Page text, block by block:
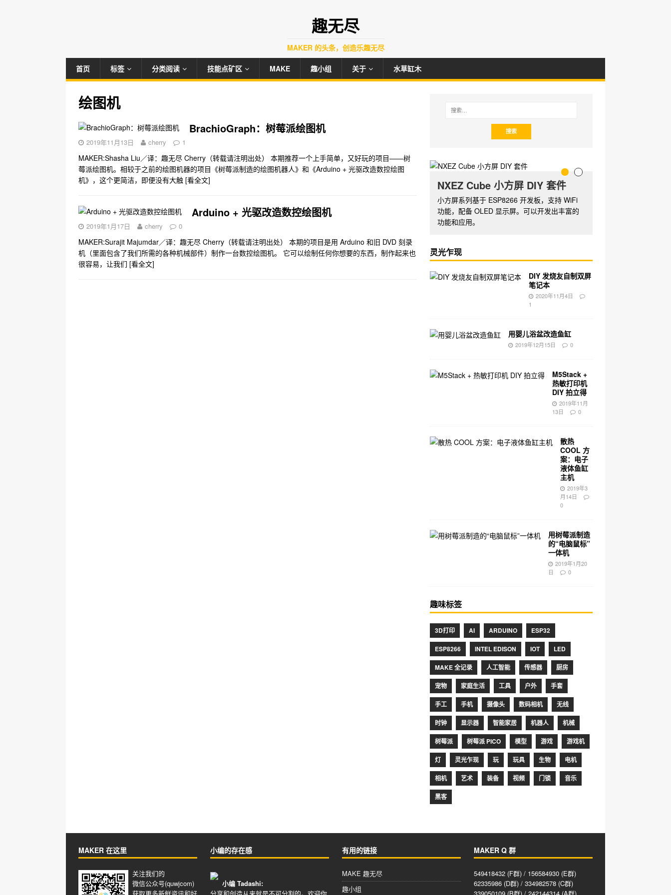
趣无尽
MAKER 的头条，创造乐趣无尽
首页 标签 分类阅读 技能点矿区 MAKE 趣小组 关于 水草缸木
绘图机
BrachioGraph：树莓派绘图机
2019年11月13日 cherry 1
MAKER:Shasha Liu／译：趣无尽 Cherry（转载请注明出处） 本期推荐一个上手简单，又好玩的项目——树
莓派绘图机。相较于之前的绘图机器的项目《树莓派制造的绘图机器人》和《Arduino + 光驱改造数控绘图
机》，这个更简洁，即便没有大触 [看全文]
Arduino + 光驱改造数控绘图机
2019年1月17日 cherry 0
MAKER:Surajit Majumdar／译：趣无尽 Cherry（转载请注明出处） 本期的项目是用 Arduino 和旧 DVD 刻录
机（里面包含了我们所需的各种机械部件）制作一台数控绘图机。 它可以绘制任何你想要的东西，制作起来也
很容易，让我们 [看全文]
NXEZ Cube 小方屏 DIY 套件
小方屏系列基于 ESP8266 开发板，支持 WiFi
功能，配备 OLED 显示屏。可以开发出丰富的
功能和应用。
灵光乍现
DIY 发烧友自制双屏
笔记本
2020年11月4日
1
用婴儿浴盆改造鱼缸
2019年12月15日 0
M5Stack +
热敏打印机
DIY 拍立得
2019年11月
13日
0
散热
COOL 方
案：电子
液体鱼缸
主机
2019年3
月14日
0
用树莓派制造
的“电脑鼠标”
一体机
2019年1月20
日
0
趣味标签
3D打印 AI ARDUINO ESP32
ESP8266 INTEL EDISON IOT LED
MAKE 全记录 人工智能 传感器 厨房
宠物 家庭生活 工具 户外 手套
手工 手机 摄像头 数码相机 无线
时钟 显示器 智能家居 机器人 机械
树莓派 树莓派 PICO 模型 游戏 游戏机
灯 灵光乍现 玩 玩具 生物 电机
相机 艺术 装备 视频 门锁 音乐
黑客
MAKER 在这里
关注我们的
微信公众号(quwjcom)
获取更多新鲜资讯和好
小编的存在感
小编 Tadashi:
分享和创造从来就是不可分割的。欢迎你
有用的链接
MAKE 趣无尽
趣小组
MAKER Q 群
549418432 (F群) / 156584930 (E群)
62335986 (D群) / 334982578 (C群)
339050109 (B群) / 242144314 (A群)